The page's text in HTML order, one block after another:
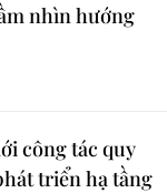
nhìn hướng
công tác quy
triển hạ tầng